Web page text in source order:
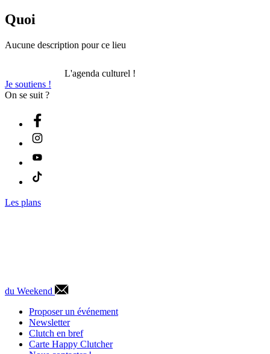
Quoi
Aucune description pour ce lieu
L'agenda culturel !
Je soutiens !
On se suit ?
Les plans
du Weekend
Proposer un événement
Newsletter
Clutch en bref
Carte Happy Clutcher